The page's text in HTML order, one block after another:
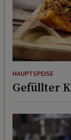
HAUPTSPEISE
Gefüllter